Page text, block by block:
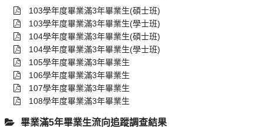
103學年度畢業滿3年畢業生(碩士班)
103學年度畢業滿3年畢業生(學士班)
104學年度畢業滿3年畢業生(碩士班)
104學年度畢業滿3年畢業生(學士班)
105學年度畢業滿3年畢業生
106學年度畢業滿3年畢業生
107學年度畢業滿3年畢業生
108學年度畢業滿3年畢業生
畢業滿5年畢業生流向追蹤調查結果